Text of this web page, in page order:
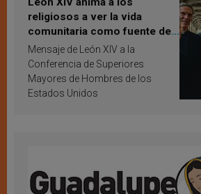
religiosos a ver la vida
comunitaria como fuente de
inspiración y santificación
Mensaje de León XIV a la
Conferencia de Superiores
Mayores de Hombres de los
Estados Unidos